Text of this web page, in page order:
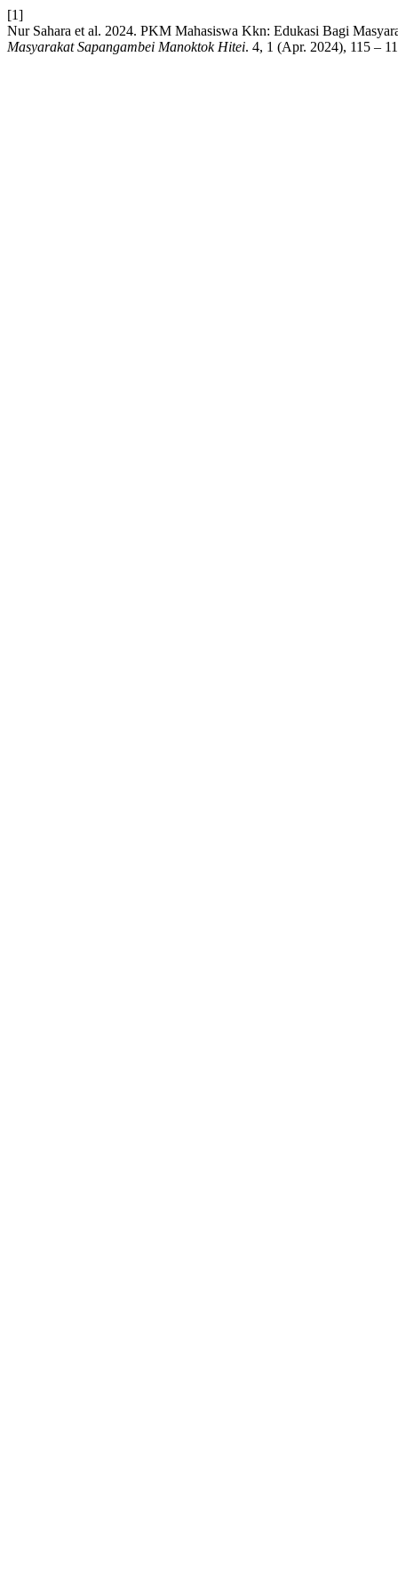
[1]
Nur Sahara et al. 2024. PKM Mahasiswa Kkn: Edukasi Bagi
Masyarakat Sapangambei Manoktok Hitei. 4, 1 (Apr. 2024), 115 –